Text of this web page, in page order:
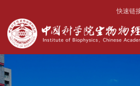
快速链